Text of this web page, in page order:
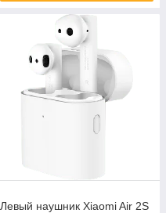
Левый наушник Xiaomi Air 2S